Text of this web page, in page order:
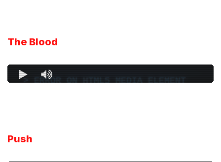
The Blood
Push